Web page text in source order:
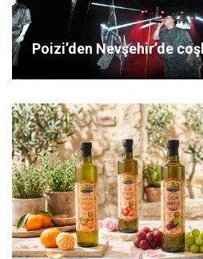
Poizi’den Nevşehir’de